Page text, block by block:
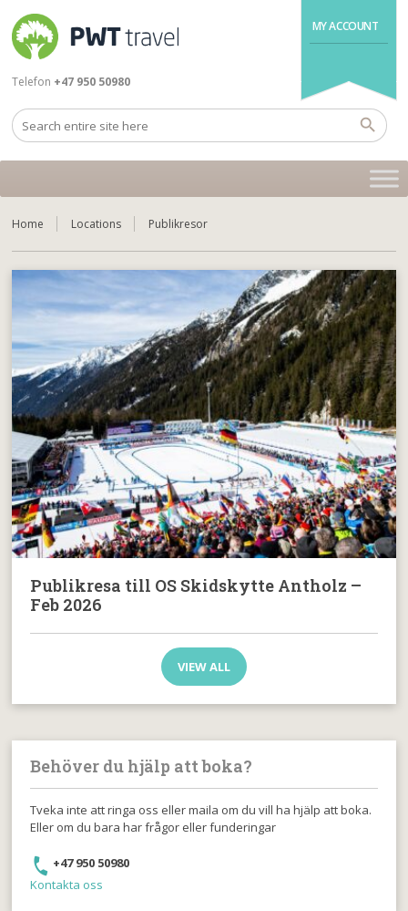
MY ACCOUNT
Telefon +47 950 50980
Home Locations Publikresor
Publikresa till OS Skidskytte Antholz –
Feb 2026
VIEW ALL
Behöver du hjälp att boka?
Tveka inte att ringa oss eller maila om du vill ha hjälp att boka.
Eller om du bara har frågor eller funderingar
+47 950 50980
Kontakta oss